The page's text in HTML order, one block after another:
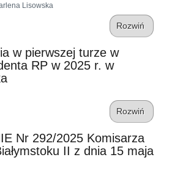
Lisowska
Rozwiń
w pierwszej turze w
RP w 2025 r. w
Rozwiń
Nr 292/2025 Komisarza
II z dnia 15 maja